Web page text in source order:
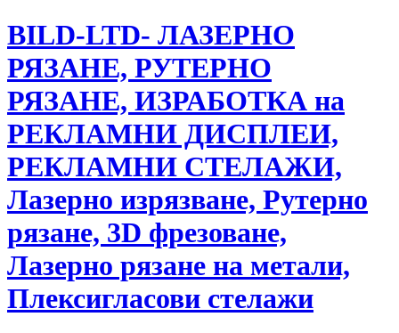
BILD-LTD- ЛАЗЕРНО
РЯЗАНЕ, РУТЕРНО
РЯЗАНЕ, ИЗРАБОТКА на
РЕКЛАМНИ ДИСПЛЕИ,
РЕКЛАМНИ СТЕЛАЖИ,
Лазерно изрязване, Рутерно
рязане, 3D фрезоване,
Лазерно рязане на метали,
Плексигласови стелажи